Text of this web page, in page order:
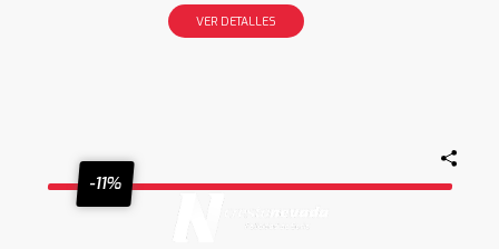
VER DETALLES
-11%